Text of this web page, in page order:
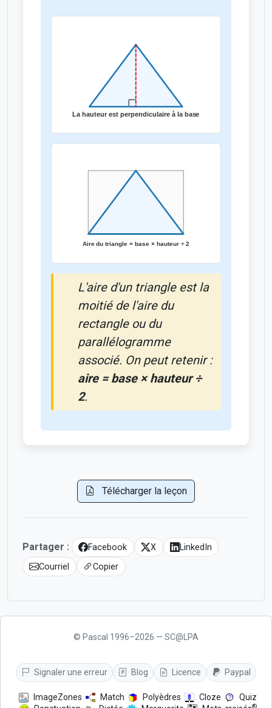
L'aire d'un triangle est la
moitié de l'aire du
rectangle ou du
parallélogramme
associé. On peut retenir :
aire = base × hauteur ÷
2.
Télécharger la leçon
Partager : Facebook X
LinkedIn
Courriel
Copier
© Pascal 1996–2026 — SC@LPA
Signaler une erreur Blog Licence Paypal
ImageZones Match Polyèdres Cloze
Quiz